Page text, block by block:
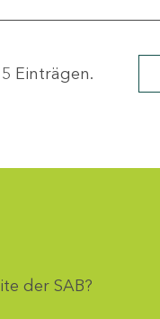
Einträgen.
der SAB?